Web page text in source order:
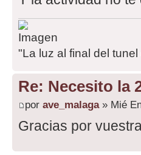
"La luz al final del
Re: Necesito la
por ave_malaga» Mié
Gracias por